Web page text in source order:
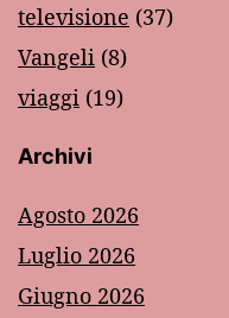
televisione (37)
Vangeli (8)
viaggi (19)
Archivi
Agosto 2026
Luglio 2026
Giugno 2026